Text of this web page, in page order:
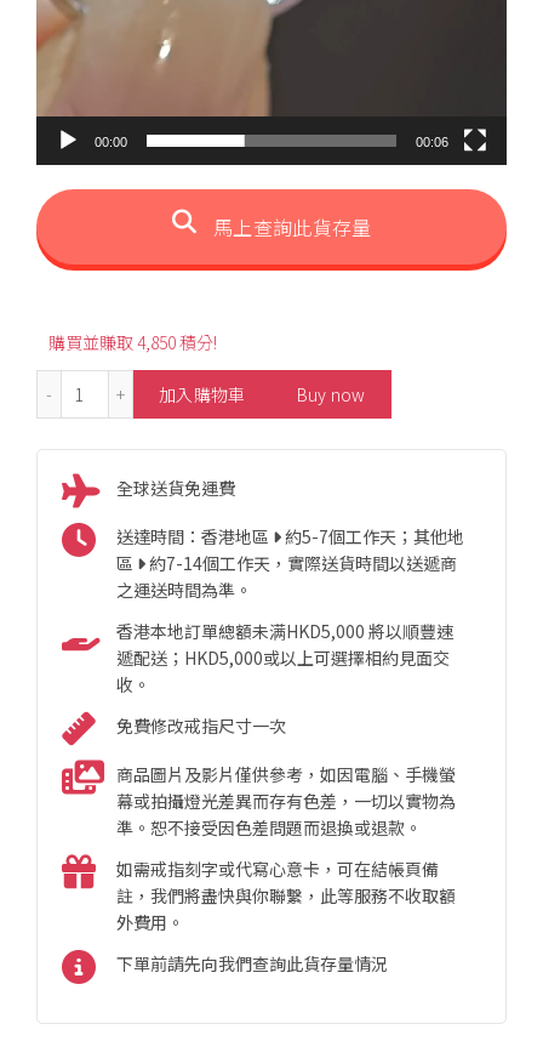
00:00 00:06
馬上查詢此貨存量
購買並賺取 4,850 積分!
1.532ct Oval-Shaped Cornflower Blue Sapphire Ring 數量
加入購物車 Buy now
全球送貨免運費
送達時間：香港地區
約5-7個工作天；其他地
區
約7-14個工作天，實際送貨時間以送遞商
之運送時間為準。
香港本地訂單總額未满HKD5,000 將以順豐速
遞配送；HKD5,000或以上可選擇相約見面交
收。
免費修改戒指尺寸一次
商品圖片及影片僅供參考，如因電腦、手機螢
幕或拍攝燈光差異而存有色差，一切以實物為
準。恕不接受因色差問題而退換或退款。
如需戒指刻字或代寫心意卡，可在結帳頁備
註，我們將盡快與你聯繫，此等服務不收取額
外費用。
下單前請先向我們查詢此貨存量情況